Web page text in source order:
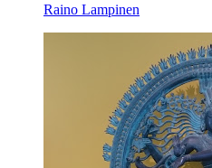
Raino Lampinen